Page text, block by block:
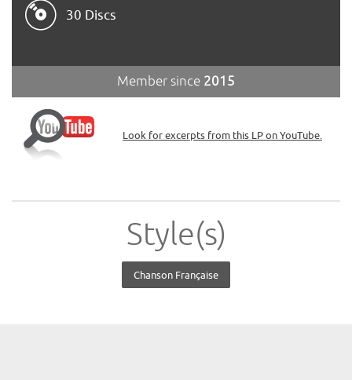
30 Discs
Member since 2015
Look for excerpts from this LP on YouTube.
Style(s)
Chanson Française